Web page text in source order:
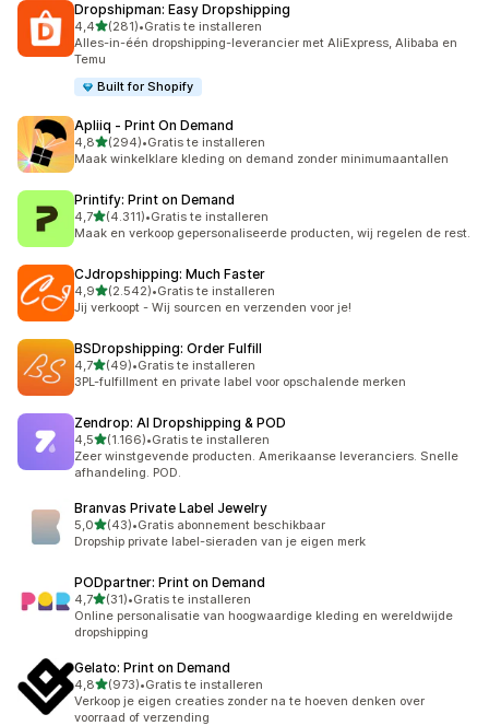
Dropshipman: Easy Dropshipping
4,4van 5 sterren
(281)
281 recensies in totaal
•Gratis te installeren
Alles-in-één dropshipping-leverancier met AliExpress, Alibaba en
Temu
Built for Shopify
Apliiq ‑ Print On Demand
4,8van 5 sterren
(294)
294 recensies in totaal
•Gratis te installeren
Maak winkelklare kleding on demand zonder minimumaantallen
Printify: Print on Demand
4,7van 5 sterren
(4.311)
4311 recensies in totaal
•Gratis te installeren
Maak en verkoop gepersonaliseerde producten, wij regelen de rest.
CJdropshipping: Much Faster
4,9van 5 sterren
(2.542)
2542 recensies in totaal
•Gratis te installeren
Jij verkoopt - Wij sourcen en verzenden voor je!
BSDropshipping: Order Fulfill
4,7van 5 sterren
(49)
49 recensies in totaal
•Gratis te installeren
3PL-fulfillment en private label voor opschalende merken
Zendrop: AI Dropshipping & POD
4,5van 5 sterren
(1.166)
1166 recensies in totaal
•Gratis te installeren
Zeer winstgevende producten. Amerikaanse leveranciers. Snelle
afhandeling. POD.
Branvas Private Label Jewelry
5,0van 5 sterren
(43)
43 recensies in totaal
•Gratis abonnement beschikbaar
Dropship private label-sieraden van je eigen merk
PODpartner: Print on Demand
4,7van 5 sterren
(31)
31 recensies in totaal
•Gratis te installeren
Online personalisatie van hoogwaardige kleding en wereldwijde
dropshipping
Gelato: Print on Demand
4,8van 5 sterren
(973)
973 recensies in totaal
•Gratis te installeren
Verkoop je eigen creaties zonder na te hoeven denken over
voorraad of verzending